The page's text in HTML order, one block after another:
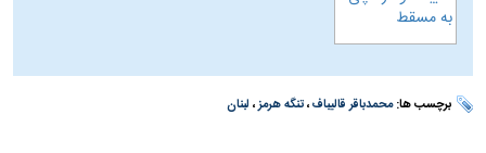
برچسب ها:محمدباقر قالیباف،تنگه هرمز، لبنان